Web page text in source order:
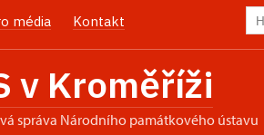
média Kontakt
v Kroměříži
správa Národního památkového ústavu